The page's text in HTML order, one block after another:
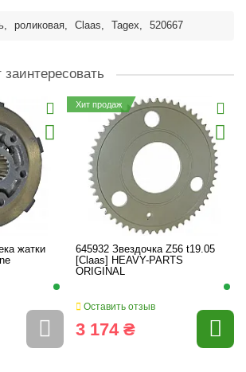
, роликовая, Claas, Tagex, 520667
жатки
Хит продаж
645932 Звездочка Z56 t19.05
[Claas] HEAVY-PARTS
ORIGINAL
Оставить отзыв
3 174 ₴